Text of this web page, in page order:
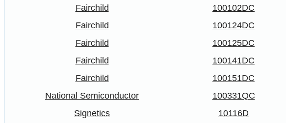
Fairchild
100102DC
Fairchild
100124DC
Fairchild
100125DC
Fairchild
100141DC
Fairchild
100151DC
National Semiconductor
100331QC
Signetics
10116D